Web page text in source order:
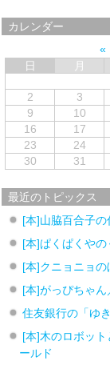
カレンダー
日
月
2
3
9
10
16
17
23
24
30
31
最近のトピックス
[本]山脇百合子
[本]ぱくぱくや
[本]クニョニョの
[本]がっぴちゃ
住友銀行の「ゆき
[本]木のロボッ
ールド